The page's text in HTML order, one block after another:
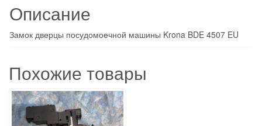
EU
Описание
Замок дверцы посудомоечной машины Krona BDE 4507 EU
Похожие товары